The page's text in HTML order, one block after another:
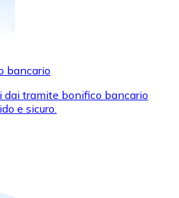
per acquistare
bancario
dai tramite bonifico bancario
e sicuro.